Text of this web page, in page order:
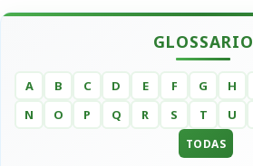
GLOSSARIO
A B C D E F G H
N
O P Q R S T U
TODAS